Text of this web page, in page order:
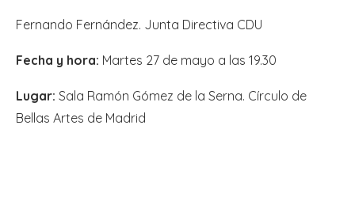
Fernando Fernández. Junta Directiva CDU
Fecha y hora: Martes 27 de mayo a las 19.30
Lugar: Sala Ramón Gómez de la Serna. Círculo de
Bellas Artes de Madrid